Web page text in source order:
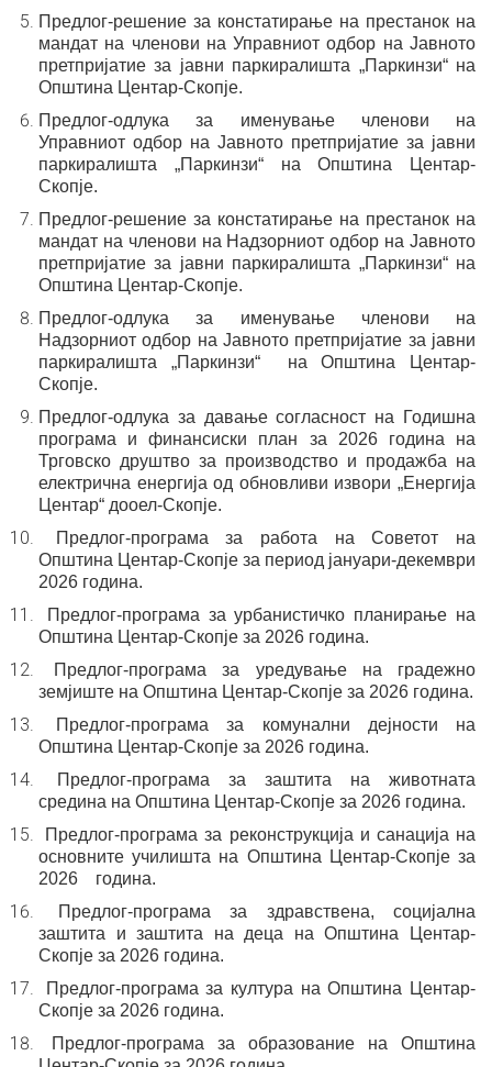
Предлог-решение за констатирање на престанок на
мандат на членови на Управниот одбор на Јавното
претпријатие за јавни паркиралишта „Паркинзи“ на
Општина Центар-Скопје.
Предлог-одлуказа именување членови на
Управниот одбор на Јавното претпријатие за јавни
паркиралишта „Паркинзи“наОпштина Центар-
Скопје.
Предлог-решение за констатирање на престанок на
мандат на членови на Надзорниот одбор на Јавното
претпријатие за јавни паркиралишта „Паркинзи“ на
Општина Центар-Скопје.
Предлог-одлуказа именување членови на
Надзорниот одбор на Јавното претпријатие за јавни
паркиралишта „Паркинзи“
на Општина Центар-
Скопје.
Предлог-одлука за давање согласност на Годишна
програма и финансиски план за 2026 година на
Трговско друштво за производство и продажба на
електрична енергија од обновливи извори „Енергија
Центар“ дооел-Скопје.
Предлог-програма за работа на Советот на
Општина Центар-Скопје за период јануари-декември
2026 година.
Предлог-програма за урбанистичко планирање на
Општина Центар-Скопје за 2026 година.
Предлог-програма за уредување на градежно
земјиште на Општина Центар-Скопје за 2026 година.
Предлог-програма за комунални дејности на
Општина Центар-Скопје за 2026 година.
Предлог-програма за заштита на животната
средина на Општина Центар-Скопје за 2026 година.
Предлог-програма за реконструкција и санација на
основните училишта на Oпштина Центар-Скопје за
2026 година.
Предлог-програма за здравствена, социјална
заштита и заштита на деца наОпштина Центар-
Скопје за 2026 година.
Предлог-програма за култура наОпштина Центар-
Скопје за 2026 година.
Предлог-програма за образование на Општина